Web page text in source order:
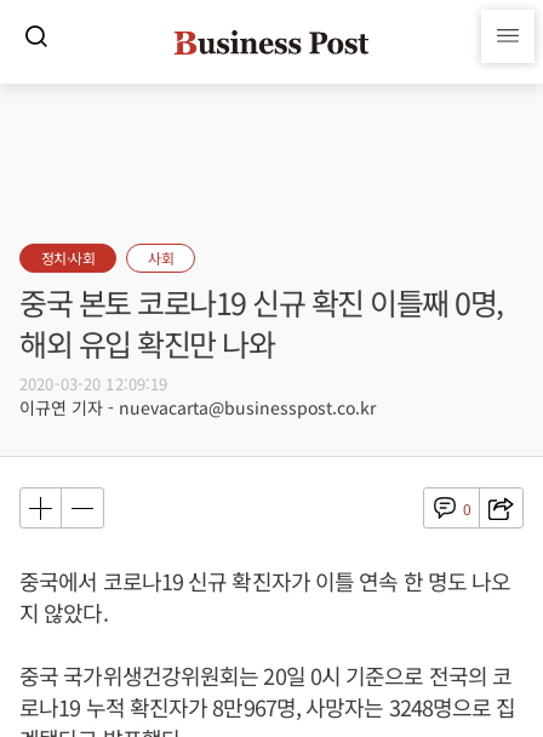
정치·사회 사회
중국 본토 코로나19 신규 확진 이틀째 0명,
해외 유입 확진만 나와
2020-03-20 12:09:19
이규연 기자 - nuevacarta@businesspost.co.kr
0
중국에서 코로나19 신규 확진자가 이틀 연속 한 명도 나오
지 않았다.
중국 국가위생건강위원회는 20일 0시 기준으로 전국의 코
로나19 누적 확진자가 8만967명, 사망자는 3248명으로 집